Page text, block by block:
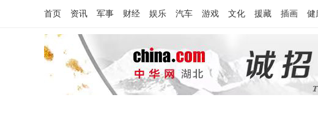
首页 资讯 军事 财经 娱乐 汽车 游戏 文化 援藏 插画 健